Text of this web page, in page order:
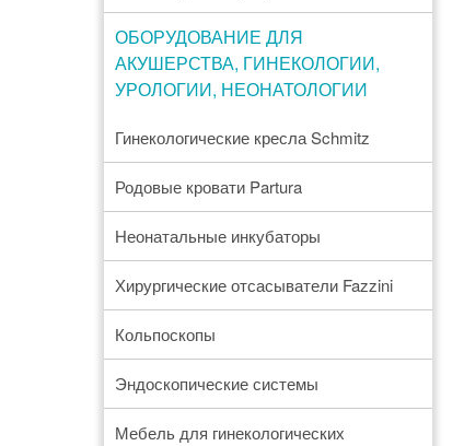
ОБОРУДОВАНИЕ ДЛЯ
АКУШЕРСТВА, ГИНЕКОЛОГИИ,
УРОЛОГИИ, НЕОНАТОЛОГИИ
Гинекологические кресла Schmitz
Родовые кровати Partura
Неонатальные инкубаторы
Хирургические отсасыватели Fazzini
Кольпоскопы
Эндоскопические системы
Мебель для гинекологических